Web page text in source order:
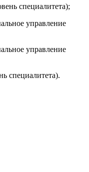
специалитета);
управление
управление
специалитета).